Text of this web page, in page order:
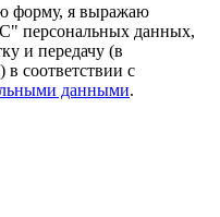
форму, я выражаю
персональных данных,
и передачу (в
в соответствии с
данными.